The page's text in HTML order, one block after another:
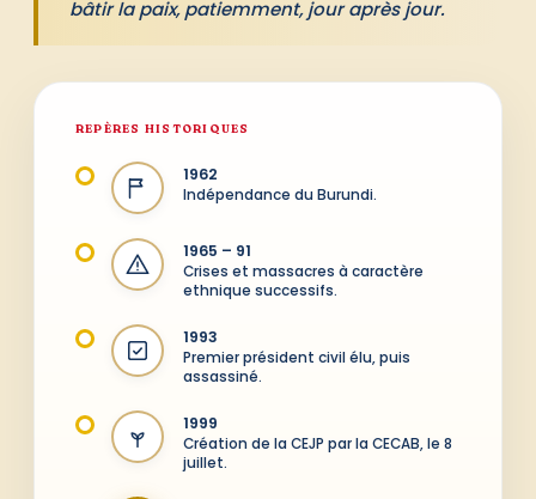
bâtir la paix, patiemment, jour après jour.
REPÈRES HISTORIQUES
1962
Indépendance du Burundi.
1965 – 91
Crises et massacres à caractère
ethnique successifs.
1993
Premier président civil élu, puis
assassiné.
1999
Création de la CEJP par la CECAB, le 8
juillet.